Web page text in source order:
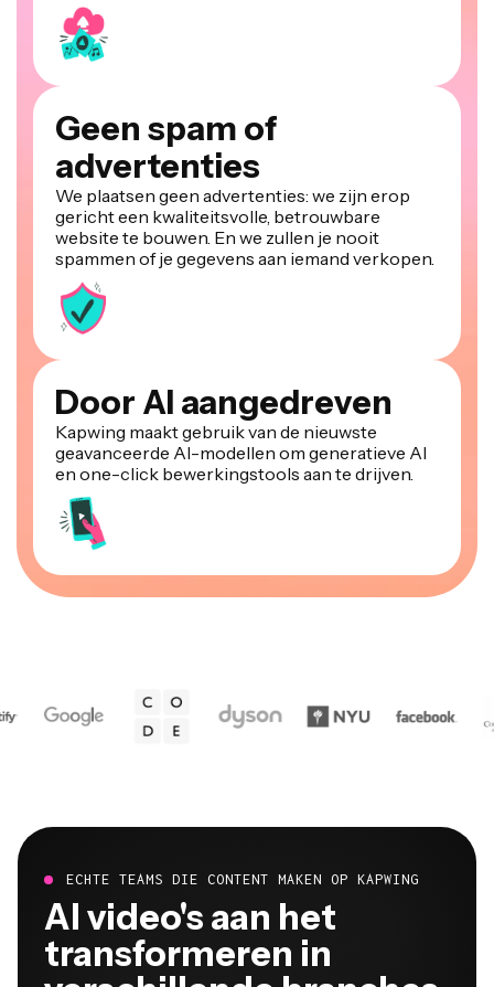
Geen spam of
advertenties
We plaatsen geen advertenties: we zijn erop
gericht een kwaliteitsvolle, betrouwbare
website te bouwen. En we zullen je nooit
spammen of je gegevens aan iemand verkopen.
Door AI aangedreven
Kapwing maakt gebruik van de nieuwste
geavanceerde AI-modellen om generatieve AI
en one-click bewerkingstools aan te drijven.
Al video's aan het
transformeren in
verschillende branches